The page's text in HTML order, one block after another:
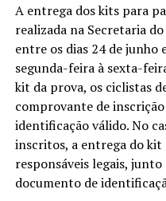
A entrega dos kits para
realizada na Secretaria
entre os dias 24 de junho
segunda-feira à sexta-
kit da prova, os ciclistas
comprovante de
identificação válido. No
inscritos, a entrega do kit
responsáveis legais,
documento de